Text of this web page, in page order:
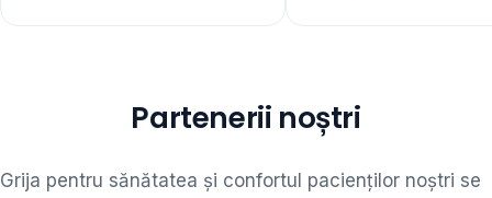
Partenerii noștri
Grija pentru sănătatea și confortul pacienților noștri se